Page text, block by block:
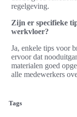
regelgeving.
Zijn er specifieke
werkvloer?
Ja, enkele tips voor
ervoor dat
materialen goed
alle medewerkers
Tags